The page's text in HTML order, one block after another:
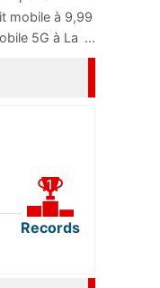
...
mobile à 9,99
5G à La ...
Records